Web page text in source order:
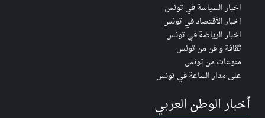
اخبار السياسة في تونس
اخبار الأقتصاد في تونس
اخبار الرياضة في تونس
ثقافة و فن من تونس
منوعات من تونس
على مدار الساعة في تونس
أخبار الوطن العربي